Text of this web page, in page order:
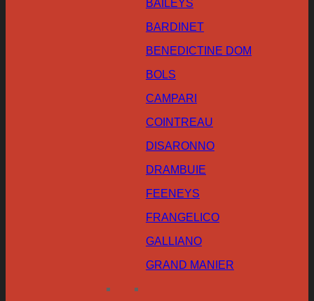
BAILEYS
BARDINET
BENEDICTINE DOM
BOLS
CAMPARI
COINTREAU
DISARONNO
DRAMBUIE
FEENEYS
FRANGELICO
GALLIANO
GRAND MANIER